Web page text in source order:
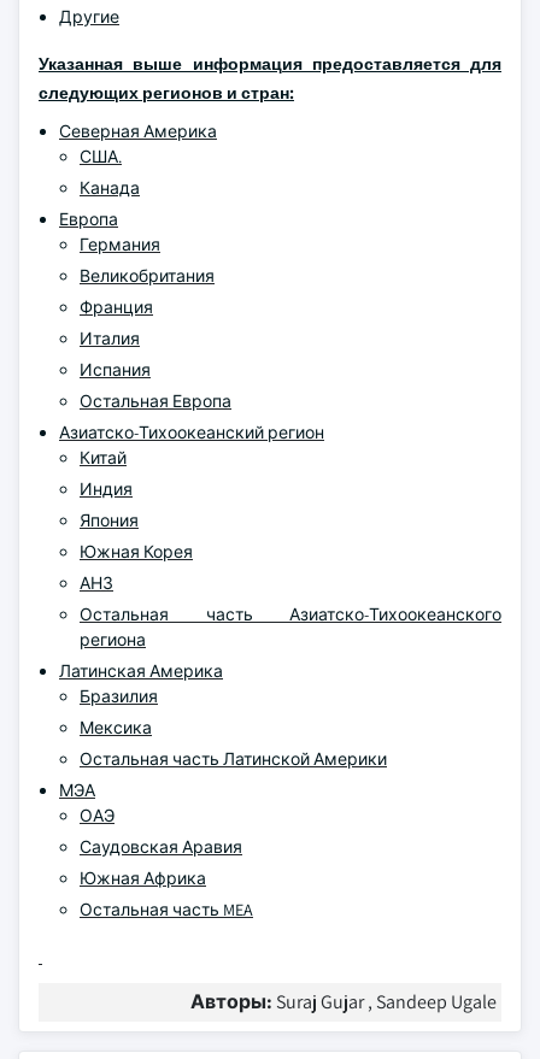
Другие
Указанная выше информация предоставляется для
следующих регионов и стран:
Северная Америка
США.
Канада
Европа
Германия
Великобритания
Франция
Италия
Испания
Остальная Европа
Азиатско-Тихоокеанский регион
Китай
Индия
Япония
Южная Корея
АНЗ
Остальная часть Азиатско-Тихоокеанского
региона
Латинская Америка
Бразилия
Мексика
Остальная часть Латинской Америки
МЭА
ОАЭ
Саудовская Аравия
Южная Африка
Остальная часть MEA
Авторы: Suraj Gujar , Sandeep Ugale